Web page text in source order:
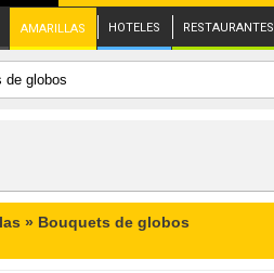
AMARILLAS HOTELES RESTAURANTES
» Bouquets de globos